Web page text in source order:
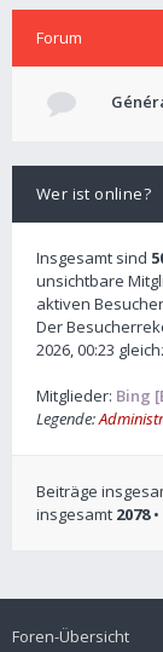
Forum
Wer ist online?
Insgesamt sind
unsichtbare
aktiven
Der
2026, 00:23
Mitglieder: Bing
Legende:
Beiträge
insgesamt 2078•
Foren-Übersicht